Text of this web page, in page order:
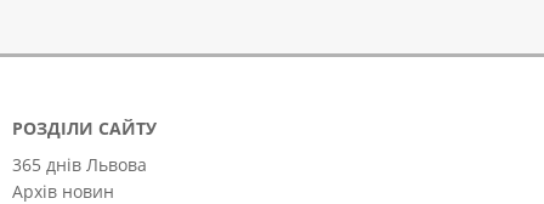
РОЗДІЛИ САЙТУ
365 днів Львова
Архів новин